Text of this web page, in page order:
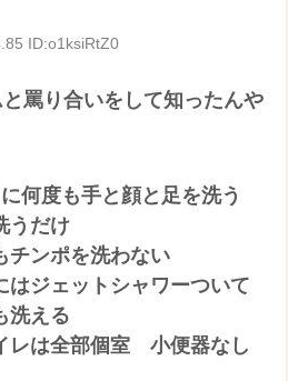
ID:o1ksiRtZ0
罵り合いをして知ったんや
何度も手と顔と足を洗う
うだけ
チンポを洗わない
はジェットシャワーついて
洗える
レは全部個室 小便器なし